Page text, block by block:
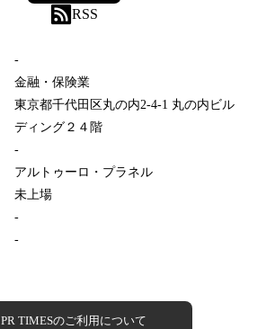
RSS
-
金融・保険業
東京都千代田区丸の内2-4-1 丸の内ビル
ディング２４階
-
アルトゥーロ・プラネル
未上場
-
-
PR TIMESのご利用について